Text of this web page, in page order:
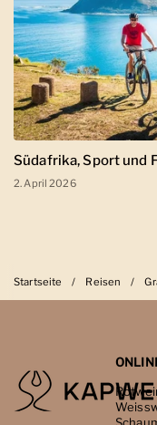
Südafrika, Sport und
2. April 2026
Startseite / Reisen /